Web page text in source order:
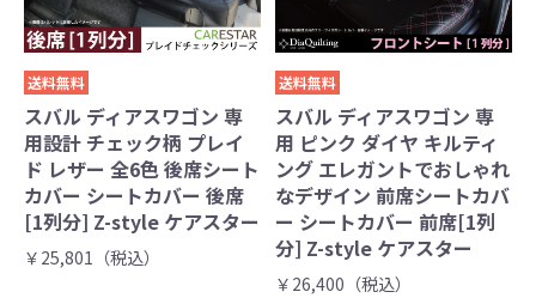
送料無料
スバル ディアスワゴン 専
用設計 チェック柄 プレイ
ド レザー 全6色 後席シート
カバー シートカバー 後席
[1列分] Z-style ケアスター
￥25,801（税込）
送料無料
スバル ディアスワゴン 専
用 ピンク ダイヤ キルティ
ング エレガントでおしゃれ
なデザイン 前席シートカバ
ー シートカバー 前席[1列
分] Z-style ケアスター
￥26,400（税込）